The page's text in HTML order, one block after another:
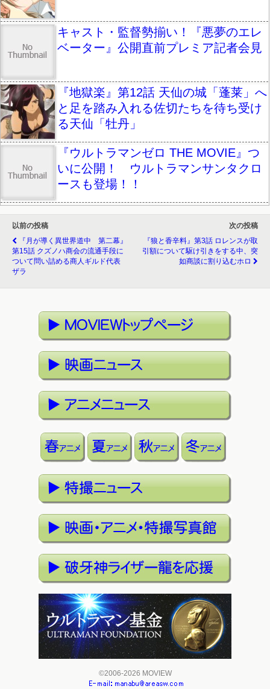
キャスト・監督勢揃い！『悪夢のエレ
ベーター』公開直前プレミア記者会見
『地獄楽』第12話 天仙の城「蓬莱」へ
と足を踏み入れる佐切たちを待ち受け
る天仙「牡丹」
『ウルトラマンゼロ THE MOVIE』つ
いに公開！ ウルトラマンサンタクロ
ースも登場！！
以前の投稿
『月が導く異世界道中 第二幕』
第15話 クズノハ商会の流通手段に
ついて問い詰める商人ギルド代表
ザラ
次の投稿
『狼と香辛料』第3話 ロレンスが取
引額について駆け引きをする中、突
如商談に割り込むホロ
©2006-2026 MOVIEW